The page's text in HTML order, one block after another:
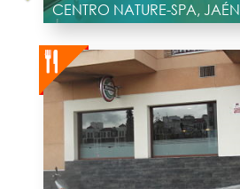
CENTRO NATURE-SPA, JAÉN